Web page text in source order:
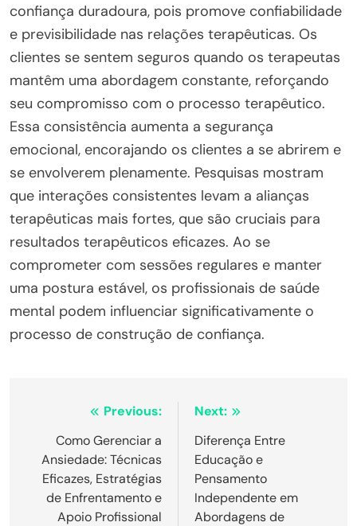
confiança duradoura, pois promove confiabilidade
e previsibilidade nas relações terapêuticas. Os
clientes se sentem seguros quando os terapeutas
mantêm uma abordagem constante, reforçando
seu compromisso com o processo terapêutico.
Essa consistência aumenta a segurança
emocional, encorajando os clientes a se abrirem e
se envolverem plenamente. Pesquisas mostram
que interações consistentes levam a alianças
terapêuticas mais fortes, que são cruciais para
resultados terapêuticos eficazes. Ao se
comprometer com sessões regulares e manter
uma postura estável, os profissionais de saúde
mental podem influenciar significativamente o
processo de construção de confiança.
navigation
Previous:
Como Gerenciar a
Ansiedade: Técnicas
Eficazes, Estratégias
de Enfrentamento e
Apoio Profissional
Next:
Diferença Entre
Educação e
Pensamento
Independente em
Abordagens de